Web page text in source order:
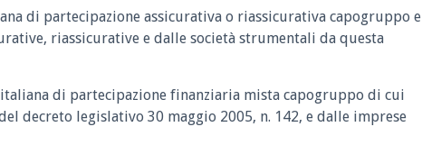
di partecipazione assicurativa o riassicurativa capogruppo e
riassicurative e dalle società strumentali da questa
di partecipazione finanziaria mista capogruppo di cui
decreto legislativo 30 maggio 2005, n. 142, e dalle imprese